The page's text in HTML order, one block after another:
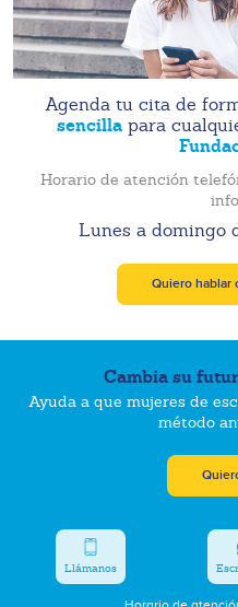
Agenda tu cita de
sencilla para
Horario de atención
Lunes a domingo
Quiero hablar
Cambia su
Ayuda a que mujeres de
método
Llámanos